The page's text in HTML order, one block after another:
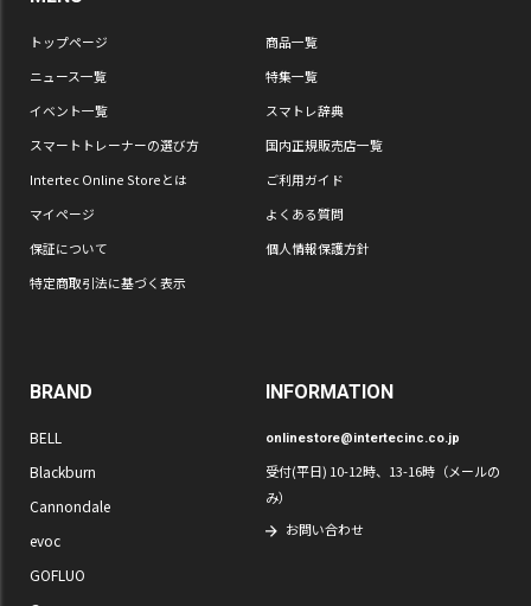
トップページ
商品一覧
ニュース一覧
特集一覧
イベント一覧
スマトレ辞典
スマートトレーナーの選び方
国内正規販売店一覧
Intertec Online Storeとは
ご利用ガイド
マイページ
よくある質問
保証について
個人情報保護方針
特定商取引法に基づく表示
BRAND
BELL
Blackburn
Cannondale
evoc
GOFLUO
INFORMATION
onlinestore@intertecinc.co.jp
受付(平日) 10-12時、13-16時（メールの
み）
お問い合わせ